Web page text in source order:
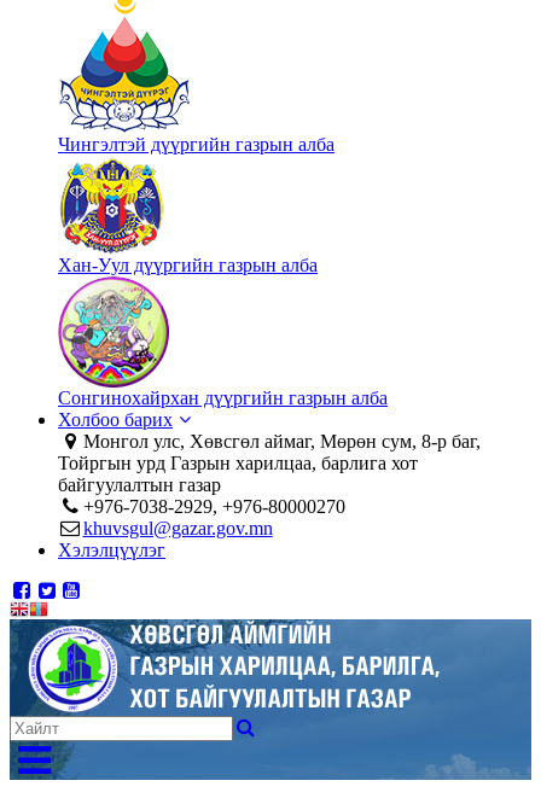
Чингэлтэй дүүргийн газрын алба
Хан-Уул дүүргийн газрын алба
Сонгинохайрхан дүүргийн газрын алба
Холбоо барих
Монгол улс, Хөвсгөл аймаг, Мөрөн сум, 8-р баг,
Тойргын урд Газрын харилцаа, барлига хот
байгуулалтын газар
+976-7038-2929, +976-80000270
khuvsgul@gazar.gov.mn
Хэлэлцүүлэг